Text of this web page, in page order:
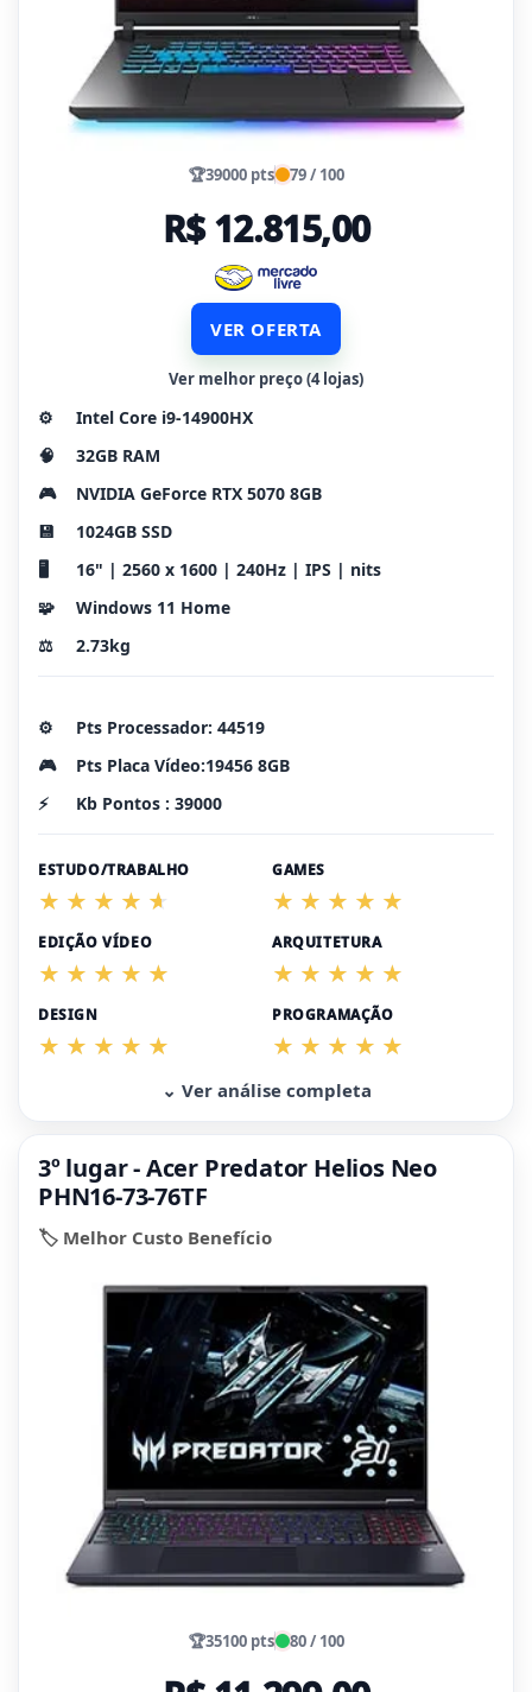
🏆39000 pts 79 / 100
R$ 12.815,00
VER OFERTA
Ver melhor preço (4 lojas)
⚙️
Intel Core i9-14900HX
🧠
32GB RAM
🎮
NVIDIA GeForce RTX 5070 8GB
💾
1024GB SSD
🖥️
16" | 2560 x 1600 | 240Hz | IPS | nits
🧩
Windows 11 Home
⚖️
2.73kg
⚙️
Pts Processador: 44519
🎮
Pts Placa Vídeo:19456 8GB
⚡
Kb Pontos : 39000
ESTUDO/TRABALHO GAMES
EDIÇÃO VÍDEO ARQUITETURA
DESIGN PROGRAMAÇÃO
⌄ Ver análise completa
3º lugar - Acer Predator Helios Neo
PHN16-73-76TF
🏷️ Melhor Custo Benefício
🏆35100 pts 80 / 100